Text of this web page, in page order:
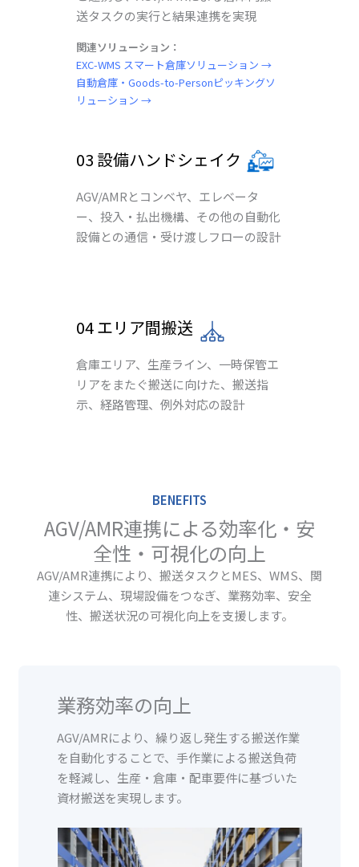
送タスクの実行と結果連携を実現
関連ソリューション：
EXC-WMS スマート倉庫ソリューション →
自動倉庫・Goods-to-Personピッキングソ
リューション →
03 設備ハンドシェイク
AGV/AMRとコンベヤ、エレベータ
ー、投入・払出機構、その他の自動化
設備との通信・受け渡しフローの設計
04 エリア間搬送
倉庫エリア、生産ライン、一時保管エ
リアをまたぐ搬送に向けた、搬送指
示、経路管理、例外対応の設計
BENEFITS
AGV/AMR連携による効率化・安
全性・可視化の向上
AGV/AMR連携により、搬送タスクとMES、WMS、関
連システム、現場設備をつなぎ、業務効率、安全
性、搬送状況の可視化向上を支援します。
業務効率の向上
AGV/AMRにより、繰り返し発生する搬送作業
を自動化することで、手作業による搬送負荷
を軽減し、生産・倉庫・配車要件に基づいた
資材搬送を実現します。